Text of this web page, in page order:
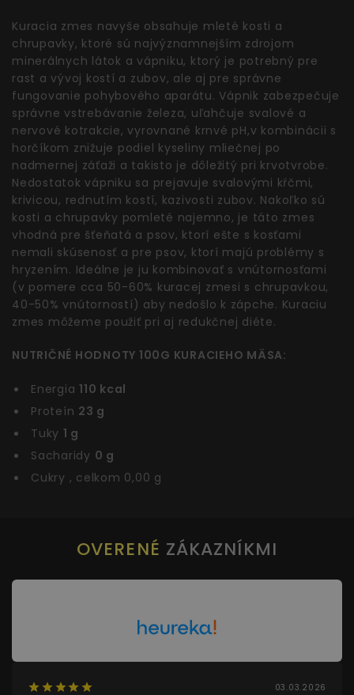
Kuracia zmes navyše obsahuje mleté kosti a
chrupavky, ktoré sú najvýznamnejším zdrojom
minerálnych látok a vápniku, ktorý je potrebný pre
rast a vývoj kostí a zubov, ale aj pre správne
fungovanie pohybového aparátu. Vápnik zabezpečuje
správne vstrebávanie železa, uľahčuje svalové a
nervové kotrakcie, vyrovnané krnvé pH,v kombinácii s
horčíkom znižuje podiel kyseliny mliečnej po
nadmernej záťaži a takisto je dôležitý pri krvotvrobe.
Nedostatok vápniku sa prejavuje svalovými kŕčmi,
krivicou, rednutím kostí, kazivosti zubov. Nakoľko sú
kosti a chrupavky pomleté najemno, je táto zmes
vhodná pre šťeňatá a psov, ktorí ešte s kosťami
nemali skúsenosť a pre psov, ktorí majú problémy s
hryzením. Ideálne je ju kombinovať s vnútornosťami
(v pomere cca 50-60% kuracej zmesi s chrupavkou,
40-50% vnútorností) aby nedošlo k zápche. Kuraciu
zmes môžeme použiť pri aj redukčnej diéte.
NUTRIČNÉ HODNOTY 100G KURACIEHO MÄSA:
Energia 110 kcal
Proteín 23 g
Tuky 1 g
Sacharidy 0 g
Cukry , celkom 0,00 g
OVERENÉ ZÁKAZNÍKMI
03.03.2026